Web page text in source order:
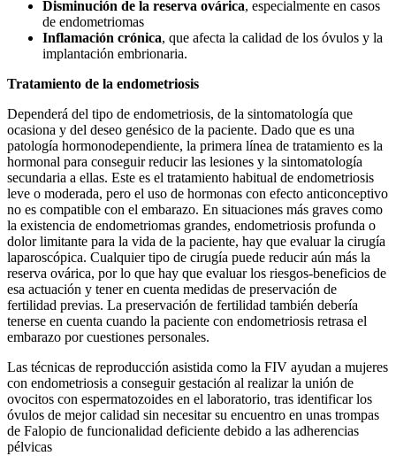
Disminución de la reserva ovárica, especialmente en casos
de endometriomas
Inflamación crónica, que afecta la calidad de los óvulos y la
implantación embrionaria.
Tratamiento de la endometriosis
Dependerá del tipo de endometriosis, de la sintomatología que
ocasiona y del deseo genésico de la paciente. Dado que es una
patología hormonodependiente, la primera línea de tratamiento es la
hormonal para conseguir reducir las lesiones y la sintomatología
secundaria a ellas. Este es el tratamiento habitual de endometriosis
leve o moderada, pero el uso de hormonas con efecto anticonceptivo
no es compatible con el embarazo. En situaciones más graves como
la existencia de endometriomas grandes, endometriosis profunda o
dolor limitante para la vida de la paciente, hay que evaluar la cirugía
laparoscópica. Cualquier tipo de cirugía puede reducir aún más la
reserva ovárica, por lo que hay que evaluar los riesgos-beneficios de
esa actuación y tener en cuenta medidas de preservación de
fertilidad previas. La preservación de fertilidad también debería
tenerse en cuenta cuando la paciente con endometriosis retrasa el
embarazo por cuestiones personales.
Las técnicas de reproducción asistida como la FIV ayudan a mujeres
con endometriosis a conseguir gestación al realizar la unión de
ovocitos con espermatozoides en el laboratorio, tras identificar los
óvulos de mejor calidad sin necesitar su encuentro en unas trompas
de Falopio de funcionalidad deficiente debido a las adherencias
pélvicas